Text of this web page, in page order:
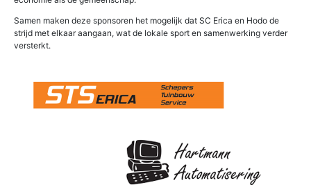
Samen maken deze sponsoren het mogelijk dat SC Erica en Hodo de
strijd met elkaar aangaan, wat de lokale sport en samenwerking verder
versterkt.